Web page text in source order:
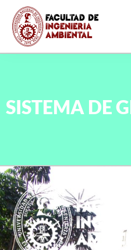
SISTEMA DE